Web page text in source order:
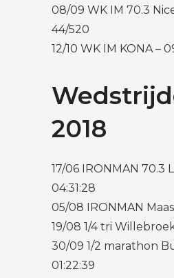
08/09 WK IM 70.3
44/520
12/10 WK IM KONA –
2018
17/06 IRONMAN 70.3
04:31:28
05/08 IRONMAN
19/08 1/4 tri Willebroek
30/09 1/2 marathon
01:22:39